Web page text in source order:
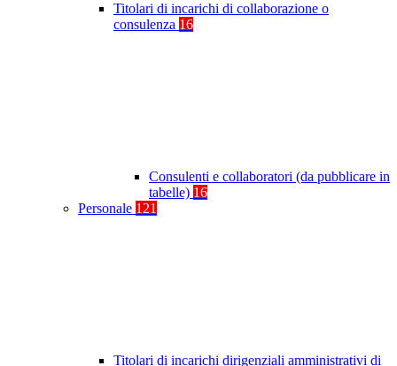
Titolari di incarichi di collaborazione o
consulenza 16
Consulenti e collaboratori (da pubblicare in
tabelle) 16
Personale 121
Titolari di incarichi dirigenziali amministrativi di